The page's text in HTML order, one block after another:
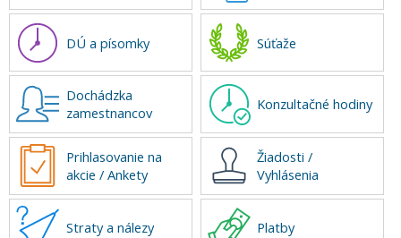
DÚ a písomky Súťaže
Dochádzka
zamestnancov
Konzultačné hodiny
Prihlasovanie na
akcie / Ankety
Žiadosti /
Vyhlásenia
Straty a nálezy Platby